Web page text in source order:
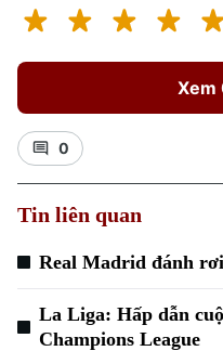
Xu hướng
Xem
0
Tin liên quan
Real Madrid đánh
La Liga: Hấp dẫn
Champions League